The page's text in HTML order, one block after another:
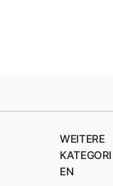
WEITERE
KATEGORI
EN